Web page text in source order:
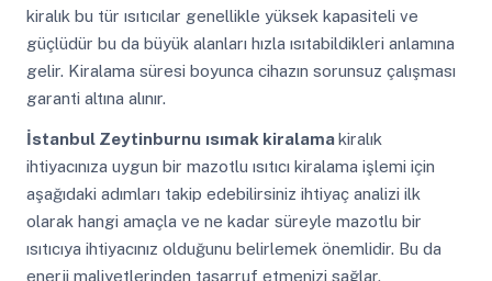
kiralık bu tür ısıtıcılar genellikle yüksek kapasiteli ve
güçlüdür bu da büyük alanları hızla ısıtabildikleri anlamına
gelir. Kiralama süresi boyunca cihazın sorunsuz çalışması
garanti altına alınır.
İstanbul Zeytinburnu ısımak kiralamakiralık
ihtiyacınıza uygun bir mazotlu ısıtıcı kiralama işlemi için
aşağıdaki adımları takip edebilirsiniz ihtiyaç analizi ilk
olarak hangi amaçla ve ne kadar süreyle mazotlu bir
ısıtıcıya ihtiyacınız olduğunu belirlemek önemlidir. Bu da
enerji maliyetlerinden tasarruf etmenizi sağlar.